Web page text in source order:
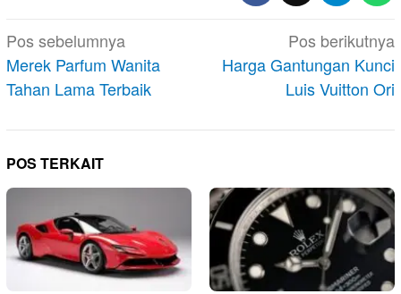
Navigasi
pos
Pos sebelumnya
Merek Parfum Wanita
Tahan Lama Terbaik
Pos berikutnya
Harga Gantungan Kunci
Luis Vuitton Ori
POS TERKAIT